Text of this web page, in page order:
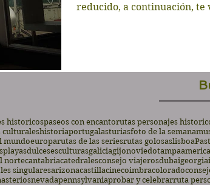
reducido, a continuación, te
historicospaseos con encantorutas personajes
culturaleshistoriaportugalasturiasfoto de la semana
mundoeuroparutas de las seriesrutas golosaslisboa
playasdulcesesculturasgaliciagijonoviedotampa
nortecantabriacatedralesconsejo viajerosdubaigeorgia
singularesarizonacastillacinecoimbracolorado
nevadapennsylvaniaprobar y celebrarruta